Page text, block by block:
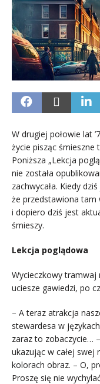
W drugiej połowie lat
życie pisząc śmieszne
Poniższa „Lekcja
nie została
zachwycała. Kiedy
że przedstawiona
i dopiero dziś jest
śmieszy.
Lekcja poglądowa
Wycieczkowy tramwaj
uciesze gawiedzi, po
– A teraz atrakcja
stewardesa w
zaraz to zobaczycie…
ukazując w całej
kolorach obraz. – O,
Proszę się nie